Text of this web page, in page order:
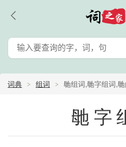
词典 组词 毑组词,毑字组词,
组词大全,毑字组词有哪些,毑字怎么
毑字